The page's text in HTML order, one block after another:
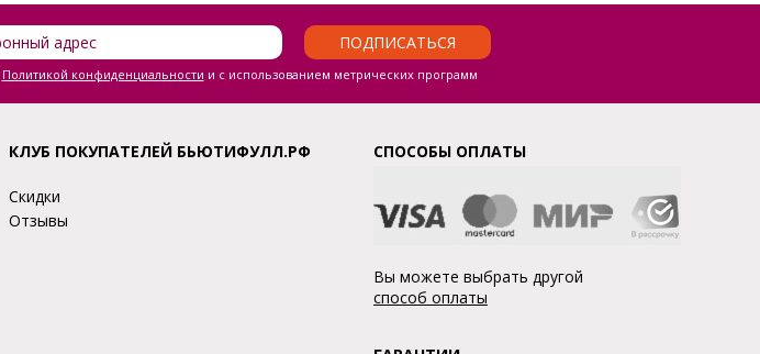
ПОДПИСАТЬСЯ
Политикой конфиденциальности и с использованием метрических программ
КЛУБ ПОКУПАТЕЛЕЙ БЬЮТИФУЛЛ.РФ
Скидки
Отзывы
СПОСОБЫ ОПЛАТЫ
Вы можете выбрать другой
способ оплаты